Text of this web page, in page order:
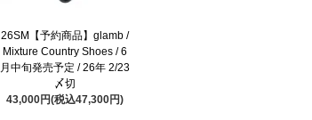
26SM【予約商品】glamb /
Mixture Country Shoes / 6
月中旬発売予定 / 26年 2/23
〆切
43,000円(税込47,300円)